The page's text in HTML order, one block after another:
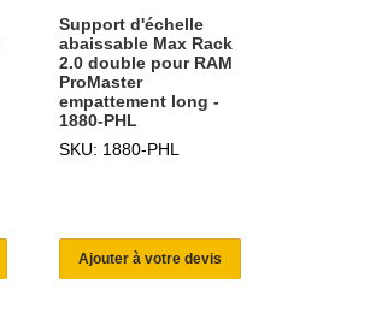
Support d'échelle
abaissable Max Rack
2.0 double pour RAM
ProMaster
empattement long -
1880-PHL
SKU: 1880-PHL
Ajouter à votre devis